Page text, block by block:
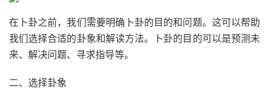
在卜卦之前，我们需要明确卜卦的目的和问题。这可以帮助
我们选择合适的卦象和解读方法。卜卦的目的可以是预测未
来、解决问题、寻求指导等。
二、选择卦象